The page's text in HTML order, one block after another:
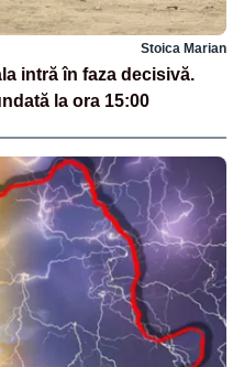
Stoica Marian
intră în faza decisivă.
la ora 15:00